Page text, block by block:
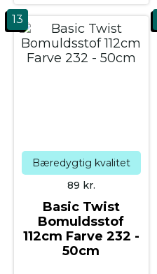
13
Bæredygtig kvalitet
Basic Twist
Bomuldsstof
112cm Farve 232 -
50cm
89 kr.